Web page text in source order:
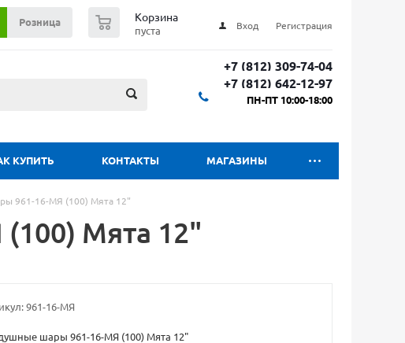
Вход Регистрация
Корзина
пуста
Розница
+7 (812) 309-74-04
+7 (812) 642-12-97
ПН-ПТ 10:00-18:00
КУПИТЬ КОНТАКТЫ МАГАЗИНЫ
961-16-МЯ (100) Мята 12"
Мята 12"
961-16-МЯ
шары 961-16-МЯ (100) Мята 12"